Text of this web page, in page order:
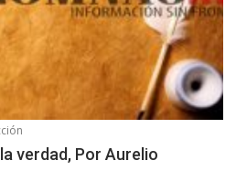
verdad, Por Aurelio